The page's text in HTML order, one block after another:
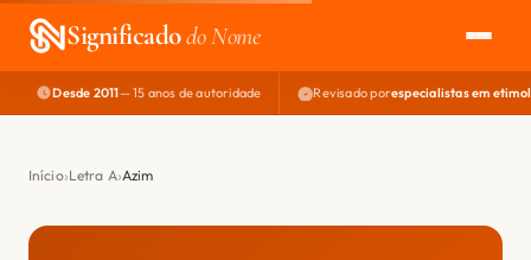
Significadodo Nome
EXPLORAR
NOME PERFEITO
Desde 2011— 15 anos de autoridade Revisado porespecialistas em
Início Letra A Azim